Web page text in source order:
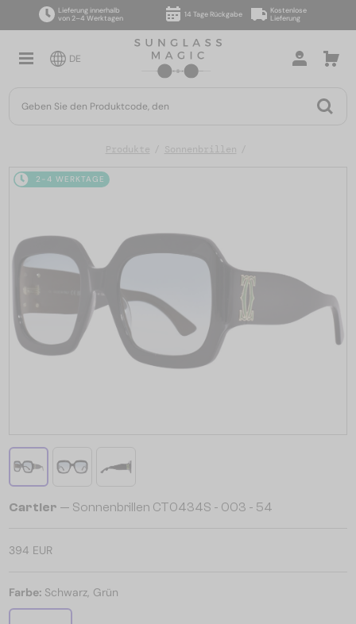
Lieferung innerhalb
von 2–4 Werktagen
14 Tage Rückgabe
Kostenlose
Lieferung
DE
Produkte Sonnenbrillen
2-4 WERKTAGE
Cartier — Sonnenbrillen CT0434S - 003 - 54
394 EUR
Farbe: Schwarz, Grün